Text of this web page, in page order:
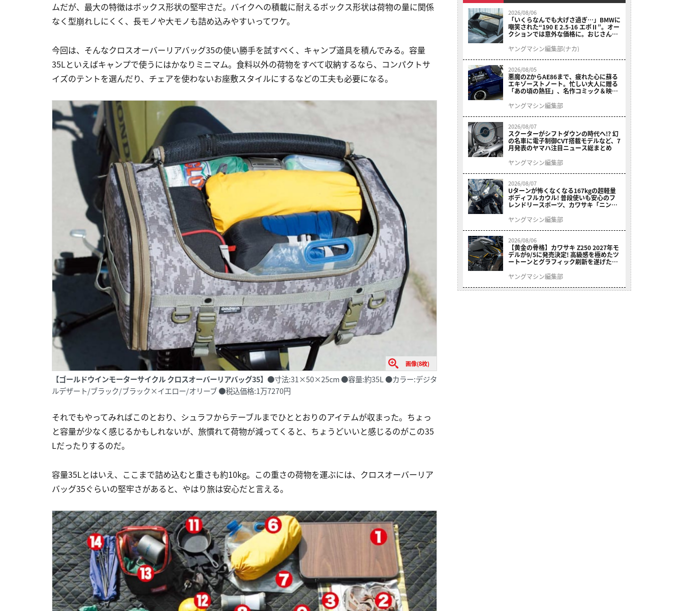
ムだが、最大の特徴はボックス形状の堅牢さだ。バイクへの積載に耐えるボックス形状は荷物の量に関係
なく型崩れしにくく、長モノや大モノも詰め込みやすいってワケ。
今回は、そんなクロスオーバーリアバッグ35の使い勝手を試すべく、キャンプ道具を積んでみる。容量
35Lといえばキャンプで使うにはかなりミニマム。食料以外の荷物をすべて収納するなら、コンパクトサ
イズのテントを選んだり、チェアを使わないお座敷スタイルにするなどの工夫も必要になる。
画像(8枚)
【ゴールドウインモーターサイクル クロスオーバーリアバッグ35】 ●寸法:31×50×25cm ●容量:約35L ●カラー:デジタ
ルデザート/ブラック/ブラック×イエロー/オリーブ ●税込価格:1万7270円
それでもやってみればこのとおり、シュラフからテーブルまでひととおりのアイテムが収まった。ちょっ
と容量が少なく感じるかもしれないが、旅慣れて荷物が減ってくると、ちょうどいいと感じるのがこの35
Lだったりするのだ。
容量35Lとはいえ、ここまで詰め込むと重さも約10kg。この重さの荷物を運ぶには、クロスオーバーリア
バッグ35ぐらいの堅牢さがあると、やはり旅は安心だと言える。
2026/08/06
「いくらなんでも大げさ過ぎ…」BMWに
嘲笑された“190 E 2.5-16 エボⅡ”。オー
クションでは意外な価格に。おじさん達
ヤングマシン編集部(ナカ)
2026/08/05
悪魔のZからAE86まで、疲れた心に蘇る
エキゾーストノート。忙しい大人に贈る
「あの頃の熱狂」、名作コミック＆映画
結！
ヤングマシン編集部
2026/08/07
スクーターがシフトダウンの時代へ!? 幻
の名車に電子制御CVT搭載モデルなど、7
月発表のヤマハ注目ニュース総まとめ
ヤングマシン編集部
2026/08/07
Uターンが怖くなくなる167kgの超軽量
ボディフルカウル! 普段使いも安心のフ
レンドリースポーツ、カワサキ「ニンジ
9/5発売
ヤングマシン編集部
2026/08/06
【黄金の骨格】カワサキ Z250 2027年モ
デルが9/5に発売決定! 高級感を極めたツ
ートーンとグラフィック刷新を遂げた本
ヤングマシン編集部